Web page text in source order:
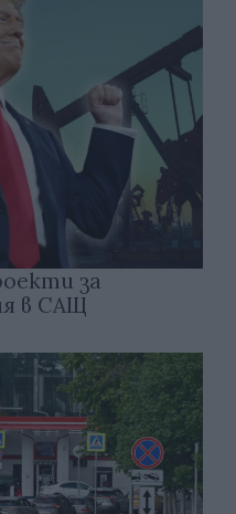
за
в САЩ